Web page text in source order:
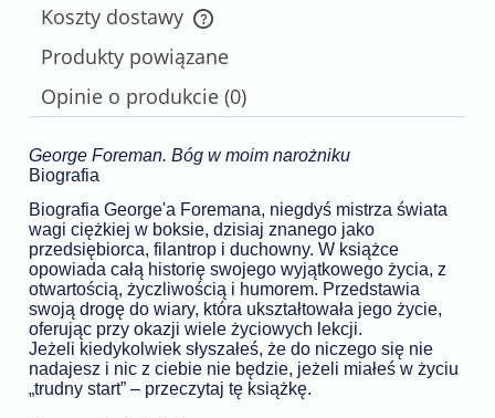
Koszty dostawy
Cena nie zawiera ewentualnych kosztów płatności
Produkty powiązane
Opinie o produkcie (0)
George Foreman. Bóg w moim narożniku
Biografia
Biografia George'a Foremana, niegdyś mistrza świata
wagi ciężkiej w boksie, dzisiaj znanego jako
przedsiębiorca, filantrop i duchowny. W książce
opowiada całą historię swojego wyjątkowego życia, z
otwartością, życzliwością i humorem. Przedstawia
swoją drogę do wiary, która ukształtowała jego życie,
oferując przy okazji wiele życiowych lekcji.
Jeżeli kiedykolwiek słyszałeś, że do niczego się nie
nadajesz i nic z ciebie nie będzie, jeżeli miałeś w życiu
„trudny start” – przeczytaj tę książkę.